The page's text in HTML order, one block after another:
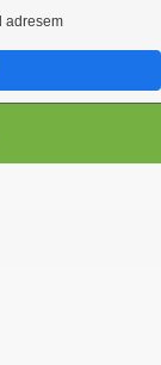
adresem